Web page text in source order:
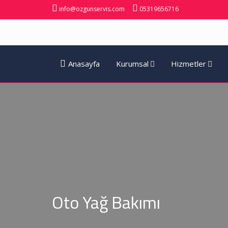
info@ozgunservis.com 05319656716
Anasayfa Kurumsal Hizmetler
Oto Yağ Bakımı